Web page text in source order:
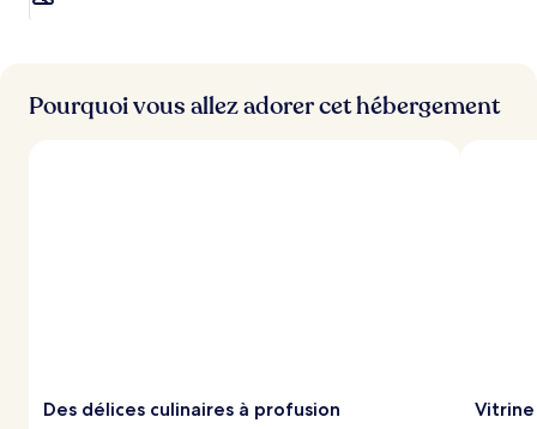
Pourquoi vous allez adorer cet hébergement
Des délices culinaires à profusion